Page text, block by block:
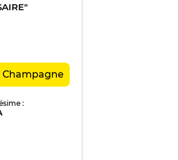
Champagne
: